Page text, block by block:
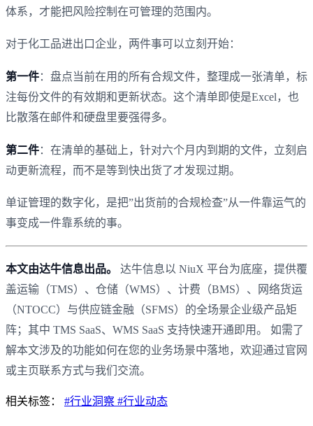
体系，才能把风险控制在可管理的范围内。
对于化工品进出口企业，两件事可以立刻开始：
第一件：盘点当前在用的所有合规文件，整理成一张清单，标
注每份文件的有效期和更新状态。这个清单即使是Excel，也
比散落在邮件和硬盘里要强得多。
第二件：在清单的基础上，针对六个月内到期的文件，立刻启
动更新流程，而不是等到快出货了才发现过期。
单证管理的数字化，是把”出货前的合规检查”从一件靠运气的
事变成一件靠系统的事。
本文由达牛信息出品。
达牛信息以 NiuX 平台为底座，提供覆
盖运输（TMS）、仓储（WMS）、计费（BMS）、网络货运
（NTOCC）与供应链金融（SFMS）的全场景企业级产品矩
阵；其中 TMS SaaS、WMS SaaS 支持快速开通即用。 如需了
解本文涉及的功能如何在您的业务场景中落地，欢迎通过官网
或主页联系方式与我们交流。
相关标签： #行业洞察 #行业动态